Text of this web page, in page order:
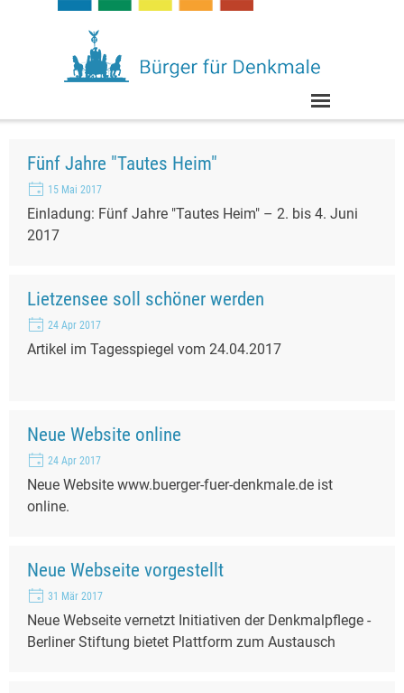
Fünf Jahre "Tautes Heim"
15 Mai 2017
Einladung: Fünf Jahre "Tautes Heim" – 2. bis 4. Juni
2017
Lietzensee soll schöner werden
24 Apr 2017
Artikel im Tagesspiegel vom 24.04.2017
Neue Website online
24 Apr 2017
Neue Website www.buerger-fuer-denkmale.de ist
online.
Neue Webseite vorgestellt
31 Mär 2017
Neue Webseite vernetzt Initiativen der Denkmalpflege -
Berliner Stiftung bietet Plattform zum Austausch